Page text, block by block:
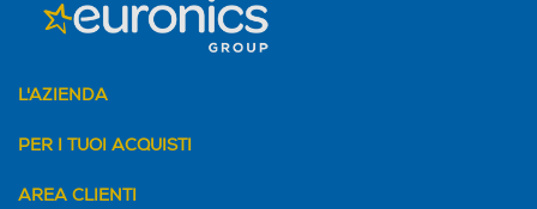
L'AZIENDA
PER I TUOI ACQUISTI
AREA CLIENTI